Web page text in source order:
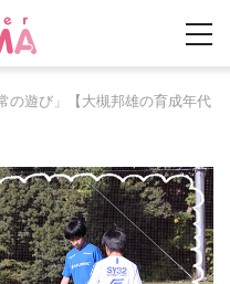
の遊び」【大槻邦雄の育成年代